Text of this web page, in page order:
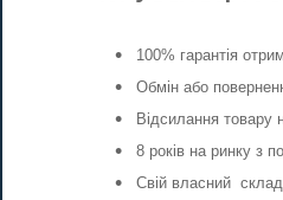
100% гарантія
Обмін або
Відсилання
8 років на ринку з
Свій власний склад